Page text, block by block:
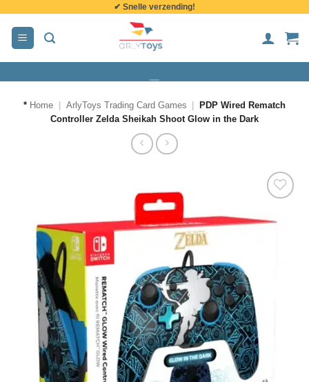
inhoud
✔ Snelle verzending!
* Home ArlyToys Trading Card Games
PDP Wired Rematch
Controller Zelda Sheikah Shoot Glow in the Dark